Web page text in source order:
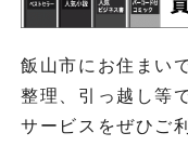
飯山市にお住まい
整理、引っ越し等
サービスをぜひご